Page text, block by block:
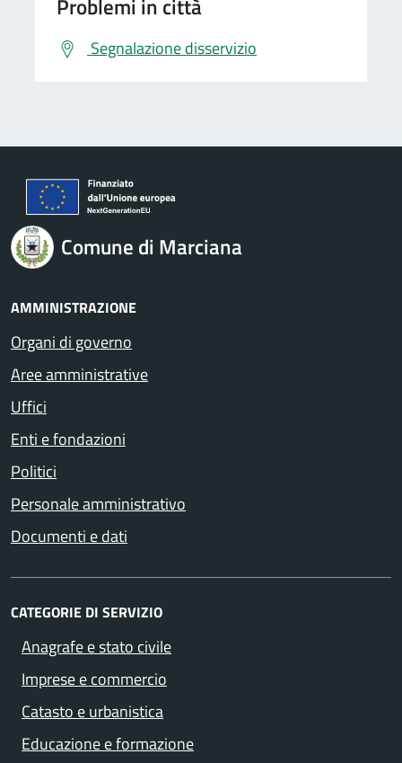
Problemi in città
Segnalazione disservizio
Comune di Marciana
AMMINISTRAZIONE
Organi di governo
Aree amministrative
Uffici
Enti e fondazioni
Politici
Personale amministrativo
Documenti e dati
CATEGORIE DI SERVIZIO
Anagrafe e stato civile
Imprese e commercio
Catasto e urbanistica
Educazione e formazione